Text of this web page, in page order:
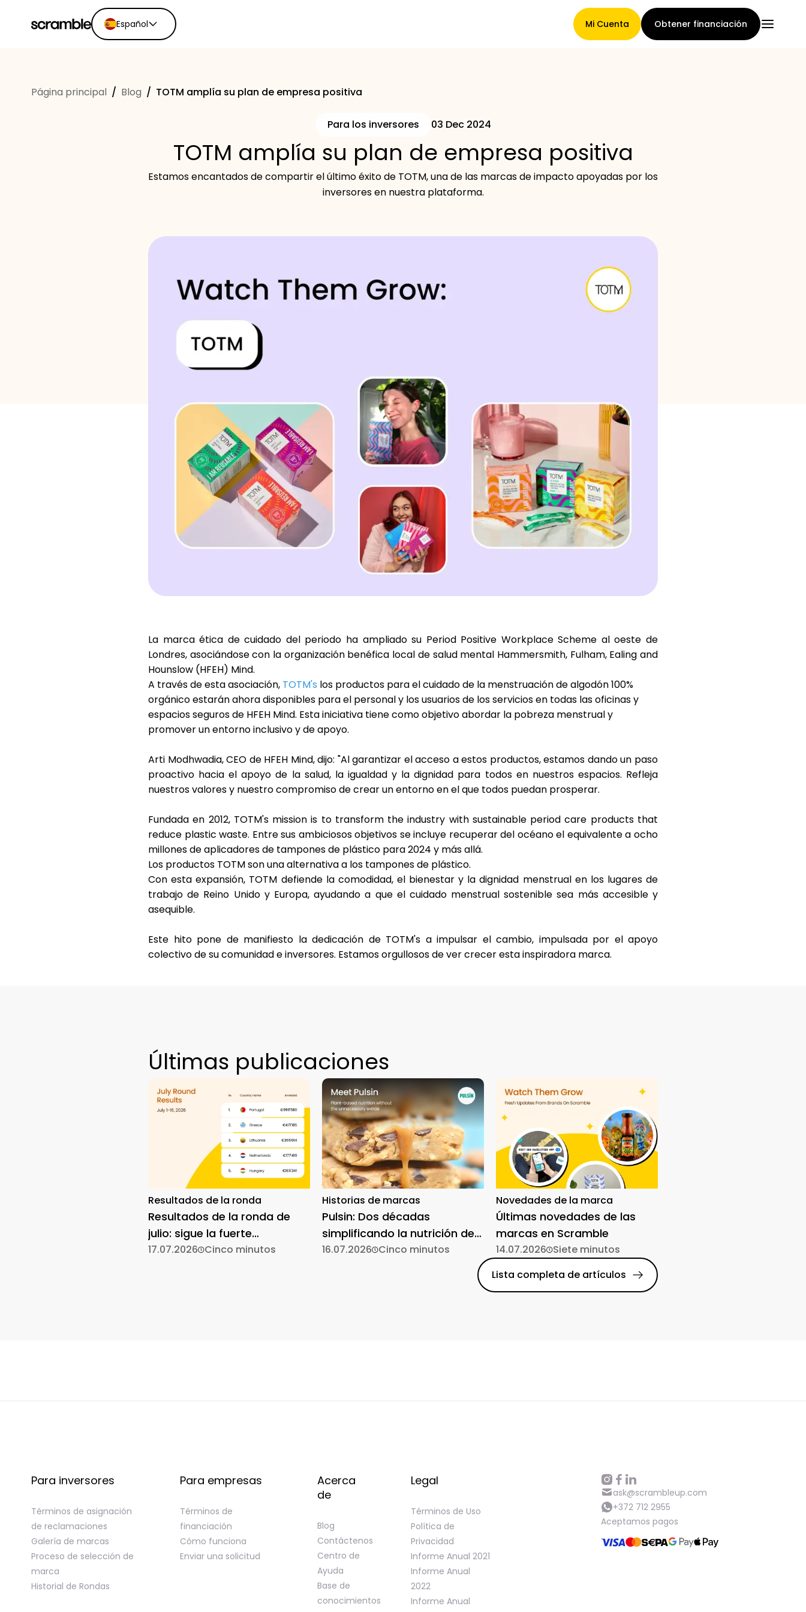
Español
Español
Mi Cuenta Obtener financiación
Términos de asignación de
reclamaciones
Galería de marcas
Selección de marca
Historial de Rondas
Blog
Contáctenos
ask@scrambleup.com
Página principal / Blog / TOTM amplía su plan de empresa positiva
Para los inversores 03 Dec 2024
TOTM amplía su plan de empresa positiva
Estamos encantados de compartir el último éxito de TOTM, una de las marcas de impacto apoyadas por los
inversores en nuestra plataforma.
La marca ética de cuidado del periodo ha ampliado su Period Positive Workplace Scheme al oeste de
Londres, asociándose con la organización benéfica local de salud mental Hammersmith, Fulham, Ealing and
Hounslow (HFEH) Mind.
A través de esta asociación, TOTM's los productos para el cuidado de la menstruación de algodón 100%
orgánico estarán ahora disponibles para el personal y los usuarios de los servicios en todas las oficinas y
espacios seguros de HFEH Mind. Esta iniciativa tiene como objetivoabordar la pobreza menstrualy
promover un entorno inclusivo y de apoyo.
Arti Modhwadia, CEO de HFEH Mind, dijo: "Al garantizar el acceso a estos productos, estamos dando un paso
proactivo hacia el apoyo de la salud, la igualdad y la dignidad para todos en nuestros espacios. Refleja
nuestros valores y nuestro compromiso de crear un entorno en el que todos puedan prosperar.
Fundada en 2012, TOTM's mission is to transform the industry with sustainable period care products that
reduce plastic waste. Entre sus ambiciosos objetivos se incluye recuperar del océano el equivalente a ocho
millones de aplicadores de tampones de plástico para 2024 y más allá.
Los productos TOTMson una alternativa a los tampones de plástico.
Con esta expansión, TOTM defiende la comodidad, el bienestar y la dignidad menstrualen los lugares de
trabajo de Reino Unido y Europa, ayudando a que el cuidado menstrual sostenible sea más accesible y
asequible.
Este hito pone de manifiesto la dedicación de TOTM's a impulsar el cambio, impulsada por el apoyo
colectivo de su comunidad e inversores. Estamos orgullosos de ver crecer esta inspiradora marca.
Últimas publicaciones
Resultados de la ronda
Resultados de la ronda de
julio: sigue la fuerte
participación
17.07.2026 Cinco minutos
Historias de marcas
Pulsin: Dos décadas
simplificando la nutrición de
origen vegetal
16.07.2026 Cinco minutos
Novedades de la marca
Últimas novedades de las
marcas en Scramble
14.07.2026 Siete minutos
Lista completa de artículos
Para inversores
Términos de asignación
de reclamaciones
Galería de marcas
Proceso de selección de
marca
Historial de Rondas
Para empresas
Términos de
financiación
Cómo funciona
Enviar una solicitud
Acerca
de
Blog
Contáctenos
Centro de
Ayuda
Base de
conocimientos
Legal
Términos de Uso
Política de
Privacidad
Informe Anual 2021
Informe Anual
2022
Informe Anual
ask@scrambleup.com
+372 712 2955
Aceptamos pagos